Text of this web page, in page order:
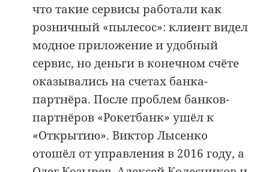
что такие сервисы работали как
розничный «пылесос»: клиент видел
модное приложение и удобный
сервис, но деньги в конечном счёте
оказывались на счетах банка-
партнёра. После проблем банков-
партнёров «Рокетбанк» ушёл к
«Открытию». Виктор Лысенко
отошёл от управления в 2016 году, а